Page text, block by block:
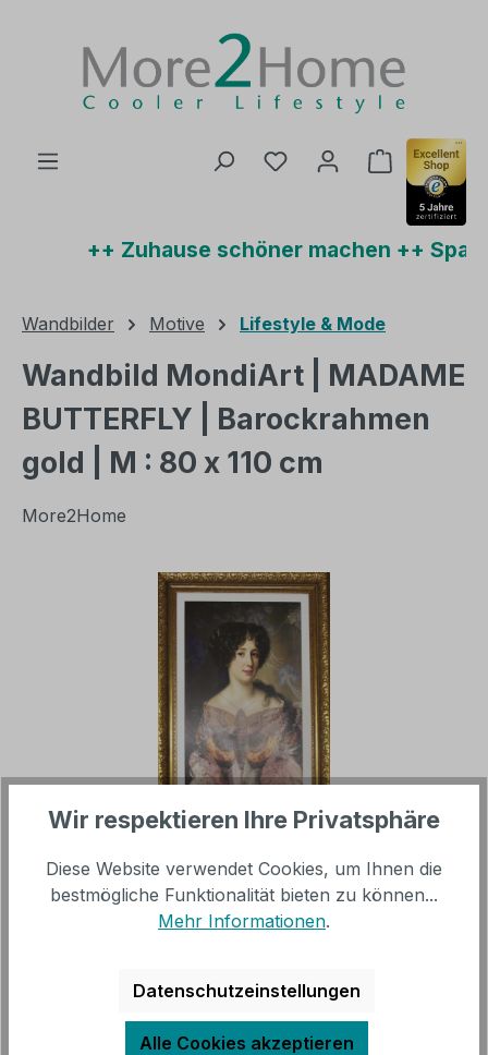
Du hast 0 Produkte
++ Zuhause schöner machen ++
Wandbilder Motive Lifestyle & Mode
Wandbild MondiArt | MADAME
BUTTERFLY | Barockrahmen
gold | M : 80 x 110 cm
More2Home
279,00 €
inkl. MwSt, versandkostenfrei innerhalb Deutschland
Wir respektieren Ihre Privatsphäre
Diese Website verwendet Cookies, um Ihnen die
bestmögliche Funktionalität bieten zu können...
Mehr Informationen.
Datenschutzeinstellungen
Alle Cookies akzeptieren